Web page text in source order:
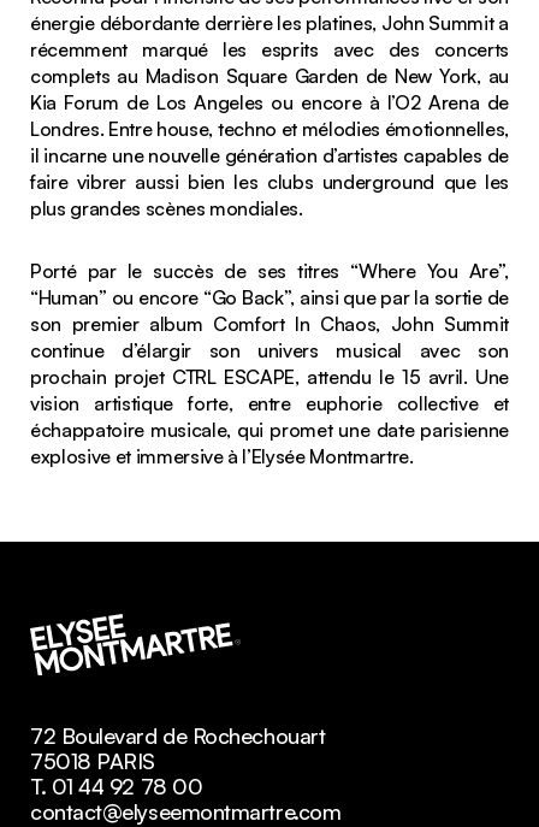
énergie débordante derrière les platines, John Summit a
récemment marqué les esprits avec des concerts
complets au Madison Square Garden de New York, au
Kia Forum de Los Angeles ou encore à l’O2 Arena de
Londres. Entre house, techno et mélodies émotionnelles,
il incarne une nouvelle génération d’artistes capables de
faire vibrer aussi bien les clubs underground que les
plus grandes scènes mondiales.
Porté par le succès de ses titres “Where You Are”,
“Human” ou encore “Go Back”, ainsi que par la sortie de
son premier album Comfort In Chaos, John Summit
continue d’élargir son univers musical avec son
prochain projet CTRL ESCAPE, attendu le 15 avril. Une
vision artistique forte, entre euphorie collective et
échappatoire musicale, qui promet une date parisienne
explosive et immersive à l’Elysée Montmartre.
72 Boulevard de Rochechouart
75018 PARIS
T. 01 44 92 78 00
contact@elyseemontmartre.com